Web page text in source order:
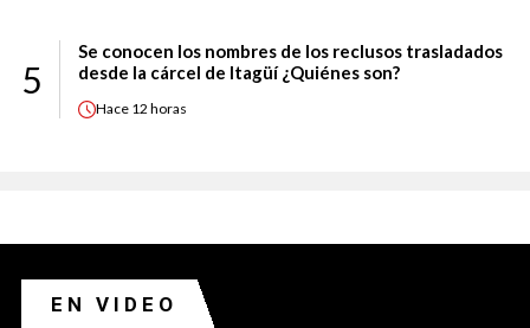
5
Se conocen los nombres de los reclusos trasladados
desde la cárcel de Itagüí ¿Quiénes son?
Hace 12 horas
EN VIDEO